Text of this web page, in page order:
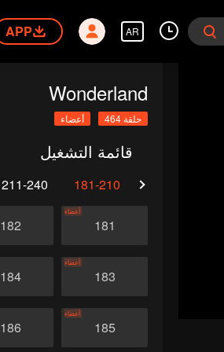
AR
APP
Wonderland
حلقة 464 أعضاء
قائمة التشغيل
181-210
211-240
181
أعضاء
182
183
أعضاء
184
185
أعضاء
186